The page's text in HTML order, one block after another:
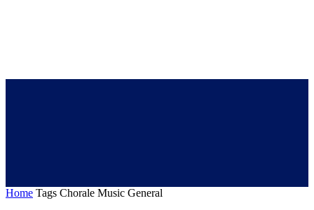
Home Tags Chorale Music General